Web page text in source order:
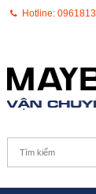
Hotline: